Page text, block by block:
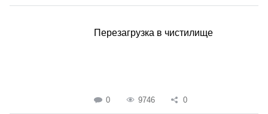
Перезагрузка в чистилище
0 9746 0